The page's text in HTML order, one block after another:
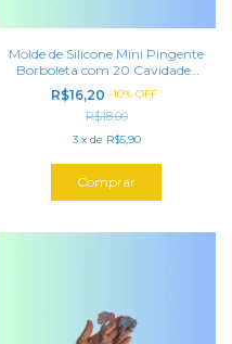
Molde de Silicone Mini Pingente
Borboleta com 20 Cavidades
(2mm) para Tampa de Caneta
R$16,20-10%OFF
R$18,00
3 x de R$5,90